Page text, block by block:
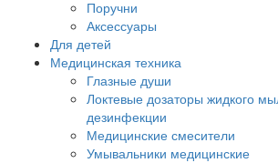
Поручни
Аксессуары
Для детей
Медицинская техника
Глазные души
Локтевые дозаторы жидкого
дезинфекции
Медицинские смесители
Умывальники медицинские